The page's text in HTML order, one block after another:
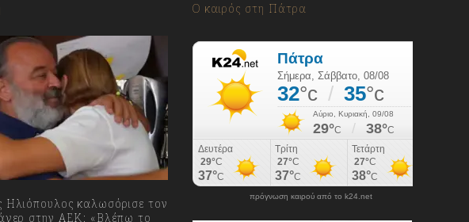
καλωσόρισε τον
στην ΑΕΚ: «Βλέπω το
Ο καιρός στη Πάτρα
πρόγνωση καιρού από το k24.net